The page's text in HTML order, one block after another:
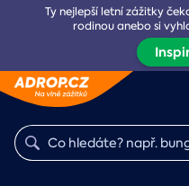
Ty nejlepší letní zážitky
rodinou anebo si